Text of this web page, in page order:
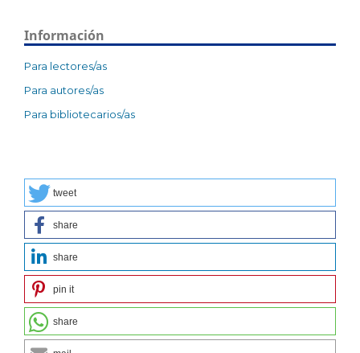
Información
Para lectores/as
Para autores/as
Para bibliotecarios/as
tweet
share
share
pin it
share